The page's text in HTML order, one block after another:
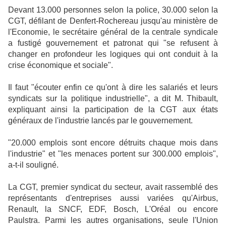
Devant 13.000 personnes selon la police, 30.000 selon la
CGT, défilant de Denfert-Rochereau jusqu'au ministère de
l'Economie, le secrétaire général de la centrale syndicale
a fustigé gouvernement et patronat qui "se refusent à
changer en profondeur les logiques qui ont conduit à la
crise économique et sociale".
Il faut "écouter enfin ce qu'ont à dire les salariés et leurs
syndicats sur la politique industrielle", a dit M. Thibault,
expliquant ainsi la participation de la CGT aux états
généraux de l'industrie lancés par le gouvernement.
"20.000 emplois sont encore détruits chaque mois dans
l'industrie" et "les menaces portent sur 300.000 emplois",
a-t-il souligné.
La CGT, premier syndicat du secteur, avait rassemblé des
représentants d'entreprises aussi variées qu'Airbus,
Renault, la SNCF, EDF, Bosch, L'Oréal ou encore
Paulstra. Parmi les autres organisations, seule l'Union